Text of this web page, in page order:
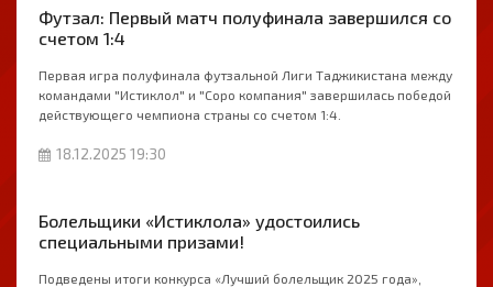
Футзал: Первый матч полуфинала завершился со
счетом 1:4
Первая игра полуфинала футзальной Лиги Таджикистана между
командами "Истиклол" и "Соро компания" завершилась победой
действующего чемпиона страны со счетом 1:4.
18.12.2025 19:30
Болельщики «Истиклола» удостоились
специальными призами!
Подведены итоги конкурса «Лучший болельщик 2025 года»,